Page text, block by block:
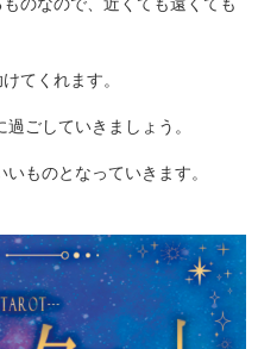
のなので、近くても遠くても
てくれます。
ごしていきましょう。
ものとなっていきます。